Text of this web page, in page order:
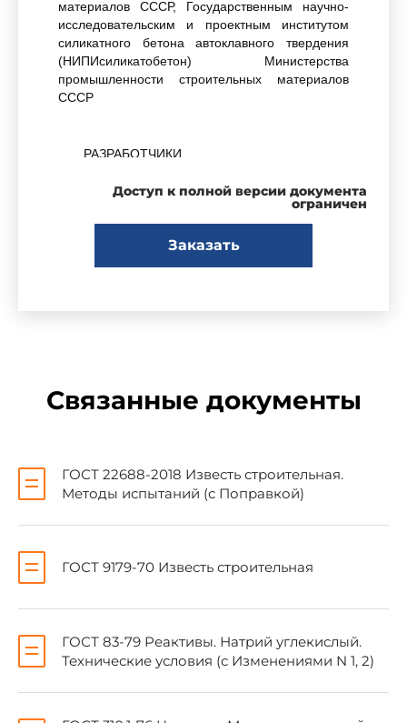
материалов СССР, Государственным научно-
исследовательским и проектным институтом
силикатного бетона автоклавного твердения
(НИПИсиликатобетон) Министерства
промышленности строительных материалов
СССР
РАЗРАБОТЧИКИ
В.А.Соколовский (руководитель темы),
Л.И.Сеткина, Н.В.Петухова
Совета Министров СССР по делам
строительства от 29.07.77 N 109
3. ВЗАМЕНГОСТ 9179-70 в части методов
испытаний
ТЕХНИЧЕСКИЕ ДОКУМЕНТЫ
ГОСТ 83-79
Доступ к полной версии документа
ограничен
Заказать
Связанные документы
ГОСТ 22688-2018 Известь строительная.
Методы испытаний (с Поправкой)
ГОСТ 9179-70 Известь строительная
ГОСТ 83-79 Реактивы. Натрий углекислый.
Технические условия (с Изменениями N 1, 2)